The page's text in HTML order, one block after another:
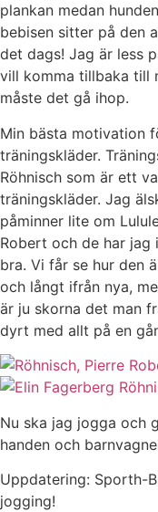
plankan medan
bebisen sitter på den
det dags! Jag är less
vill komma tillbaka till
måste det gå ihop.
Min bästa motivation
träningskläder.
Röhnisch som är ett
träningskläder. Jag
påminner lite om
Robert och de har jag
bra. Vi får se hur den
och långt ifrån nya,
är ju skorna det man
dyrt med allt på en
Nu ska jag jogga och
handen och
Uppdatering: Sporth-
jogging!